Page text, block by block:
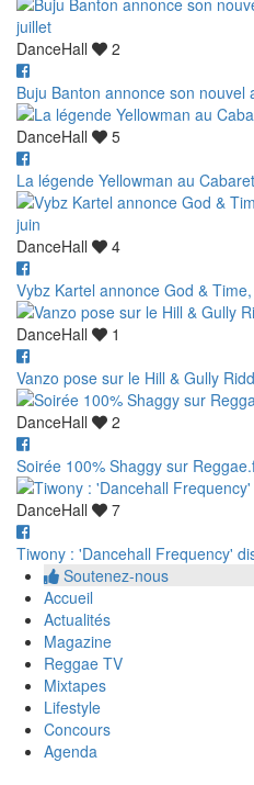
DanceHall
2
Buju Banton annonce son
DanceHall
5
La légende Yellowman au
DanceHall
4
Vybz Kartel annonce God &
DanceHall
1
Vanzo pose sur le Hill & Gully
DanceHall
2
Soirée 100% Shaggy sur
DanceHall
7
Tiwony : 'Dancehall Frequency'
Soutenez-nous
Accueil
Actualités
Magazine
Reggae TV
Mixtapes
Lifestyle
Concours
Agenda